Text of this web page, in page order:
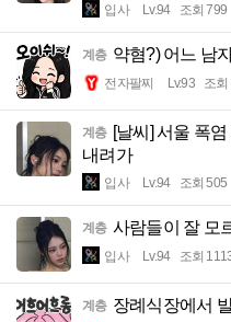
입사 Lv.94 조회 799
계층 약혐?) 어느 남
전자팔찌 Lv.93 조회
계층 [날씨] 서울 폭
내려가
입사 Lv.94 조회 505
계층 사람들이 잘 모
입사 Lv.94 조회
계층 장례식장에서